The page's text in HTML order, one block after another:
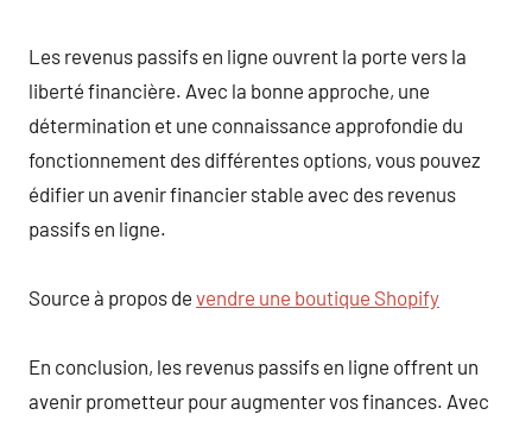
Les revenus passifs en ligne ouvrent la porte vers la
liberté financière. Avec la bonne approche, une
détermination et une connaissance approfondie du
fonctionnement des différentes options, vous pouvez
édifier un avenir financier stable avec des revenus
passifs en ligne.
Source à propos de vendre une boutique Shopify
En conclusion, les revenus passifs en ligne offrent un
avenir prometteur pour augmenter vos finances. Avec